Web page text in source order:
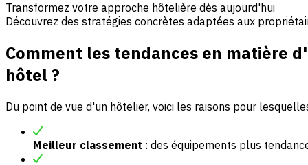
Transformez votre approche hôtelière dès aujourd'hui
Découvrez des stratégies concrètes adaptées aux
Comment les tendances en matière
hôtel ?
Du point de vue d'un hôtelier, voici les raisons pour
Meilleur classement : des équipements plus